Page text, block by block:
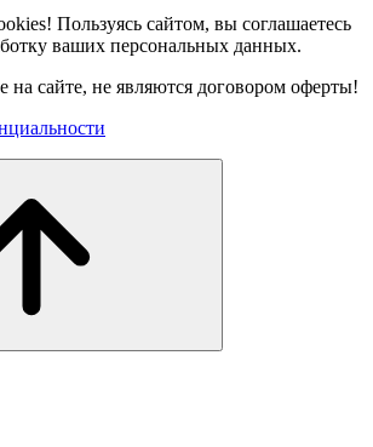
Пользуясь сайтом, вы соглашаетесь
ваших персональных данных.
сайте, не являются договором оферты!